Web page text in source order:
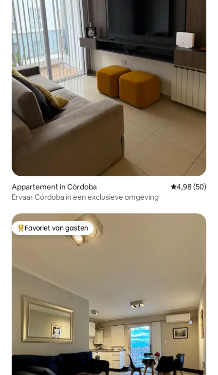
Appartement in Córdoba Gemiddelde
4,98 (50)
Ervaar Córdoba in een exclusieve omgeving
Topfavoriet van gasten
Favoriet van gasten